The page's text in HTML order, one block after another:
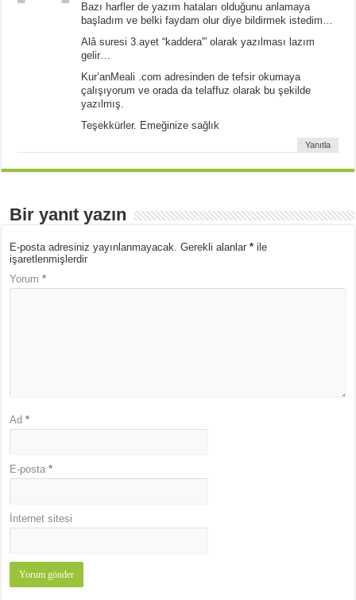
Bazı harfler de yazım hataları olduğunu anlamaya
başladım ve belki faydam olur diye bildirmek istedim…
Alâ suresi 3.ayet “kaddera'” olarak yazılması lazım
gelir…
Kur’anMeali .com adresinden de tefsir okumaya
çalışıyorum ve orada da telaffuz olarak bu şekilde
yazılmış.
Teşekkürler. Emeğinize sağlık
Yanıtla
Bir yanıt yazın
E-posta adresiniz yayınlanmayacak. Gerekli alanlar* ile
işaretlenmişlerdir
Yorum*
Ad*
E-posta*
İnternet sitesi